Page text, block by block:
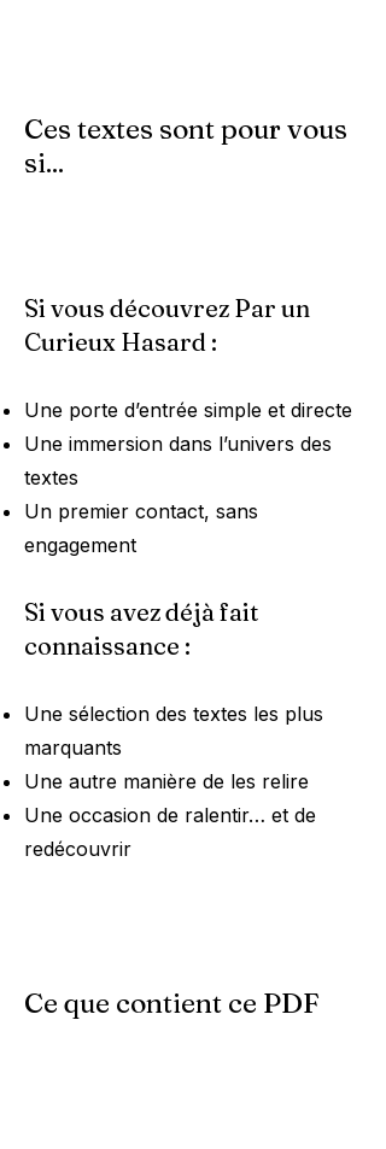
Ces textes sont pour vous
si...
Si vous découvrez Par un
Curieux Hasard :
Une porte d’entrée simple et directe
Une immersion dans l’univers des
textes
Un premier contact, sans
engagement
Si vous avez déjà fait
connaissance :
Une sélection des textes les plus
marquants
Une autre manière de les relire
Une occasion de ralentir… et de
redécouvrir
Ce que contient ce PDF